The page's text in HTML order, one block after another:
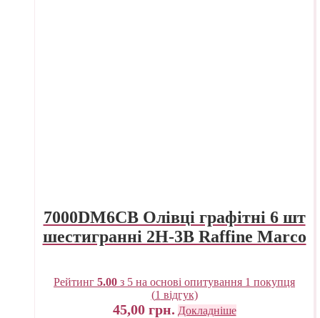
7000DM6CB Олівці графітні 6 шт
шестигранні 2H-3B Raffine Marco
Рейтинг 5.00 з 5 на основі опитування 1 покупця
(1 відгук)
45,00 грн. Докладніше